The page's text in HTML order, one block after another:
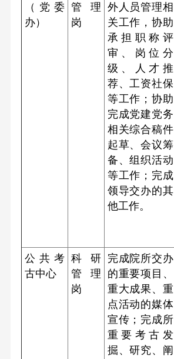
（党委
办）
管理
岗
外人员管理相
关工作，协助
承担职称评
审、岗位分
级、人才推
荐、工资社保
等工作；协助
完成党建党务
相关综合稿件
起草、会议筹
备、组织活动
等工作；完成
领导交办的其
他工作。
公共考
古中心
科研
管理
岗
完成院所交办
的重要项目、
重大成果、重
点活动的媒体
宣传；完成所
重要考古发
掘、研究、阐